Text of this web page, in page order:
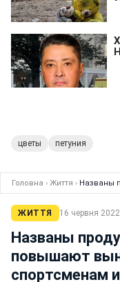
цветы петуния
Головна › Життя › Названы
ЖИТТЯ 16 червня 2022
Названы
повышают
спортсменам